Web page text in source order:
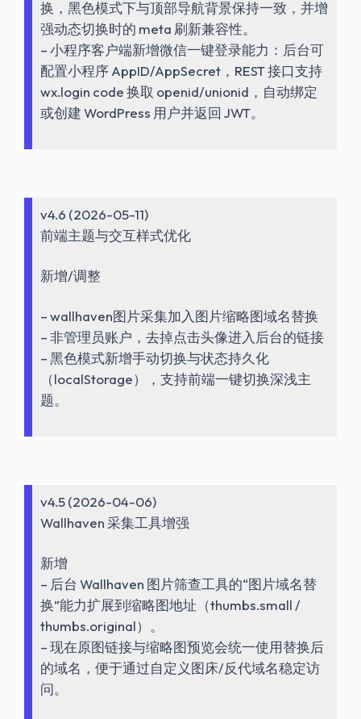
换，黑色模式下与顶部导航背景保持一致，并增
强动态切换时的 meta 刷新兼容性。
– 小程序客户端新增微信一键登录能力：后台可
配置小程序 AppID/AppSecret，REST 接口支持
wx.login code 换取 openid/unionid，自动绑定
或创建 WordPress 用户并返回 JWT。
v4.6 (2026-05-11)
前端主题与交互样式优化
新增/调整
– wallhaven图片采集加入图片缩略图域名替换
– 非管理员账户，去掉点击头像进入后台的链接
– 黑色模式新增手动切换与状态持久化
（localStorage），支持前端一键切换深浅主
题。
v4.5 (2026-04-06)
Wallhaven 采集工具增强
新增
– 后台 Wallhaven 图片筛查工具的“图片域名替
换”能力扩展到缩略图地址（thumbs.small /
thumbs.original）。
– 现在原图链接与缩略图预览会统一使用替换后
的域名，便于通过自定义图床/反代域名稳定访
问。